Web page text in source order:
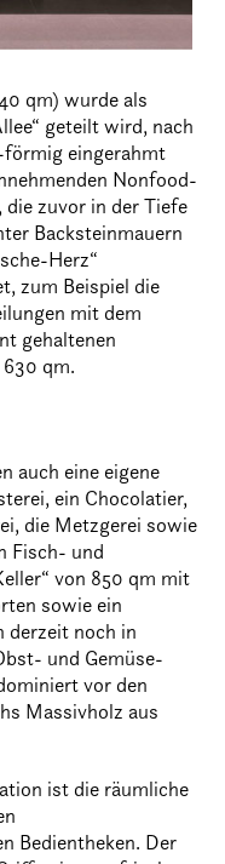
qm) wurde als
geteilt wird, nach
eingerahmt
Nonfood-
zuvor in der Tiefe
Backsteinmauern
Herz“
zum Beispiel die
mit dem
gehaltenen
qm.
auch eine eigene
ein Chocolatier,
die Metzgerei sowie
Fisch- und
von 850 qm mit
sowie ein
derzeit noch in
und Gemüse-
vor den
Massivholz aus
ist die räumliche
Bedientheken. Der